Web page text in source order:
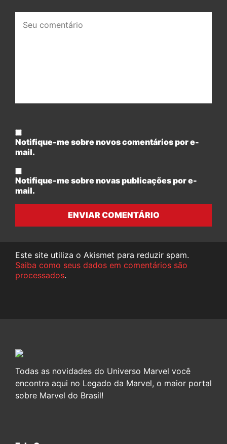
comentário:
Notifique-me sobre novos comentários por e-
mail.
Notifique-me sobre novas publicações por e-
mail.
ENVIAR COMENTÁRIO
Este site utiliza o Akismet para reduzir spam.
Saiba como seus dados em comentários são
processados.
Todas as novidades do Universo Marvel você
encontra aqui no Legado da Marvel, o maior portal
sobre Marvel do Brasil!